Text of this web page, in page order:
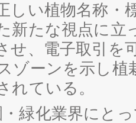
しい植物名称・
新たな視点に立
せ、電子取引を
ゾーンを示し植
れている。
緑化業界にと